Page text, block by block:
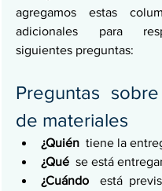
agregamos estas
adicionales para
siguientes preguntas:
Preguntas
de materiales
¿Quién tiene la
¿Qué se está
¿Cuándo está